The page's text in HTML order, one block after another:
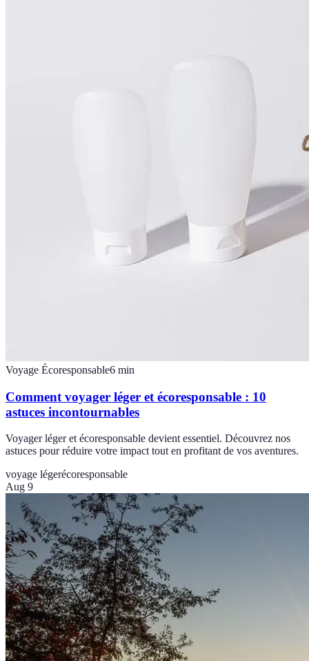
Voyage Écoresponsable6 min
Comment voyager léger et écoresponsable : 10
astuces incontournables
Voyager léger et écoresponsable devient essentiel. Découvrez nos
astuces pour réduire votre impact tout en profitant de vos aventures.
voyage légerécoresponsable
Aug 9